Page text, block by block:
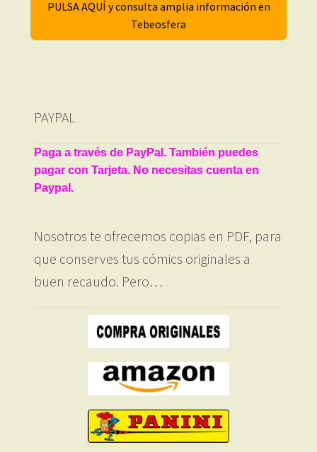
PULSA AQUÍ y consulta amplia información en
Tebeosfera
PAYPAL
Paga a través de PayPal. También puedes
pagar con Tarjeta. No necesitas cuenta en
Paypal.
Nosotros te ofrecemos copias en PDF, para
que conserves tus cómics originales a
buen recaudo. Pero…